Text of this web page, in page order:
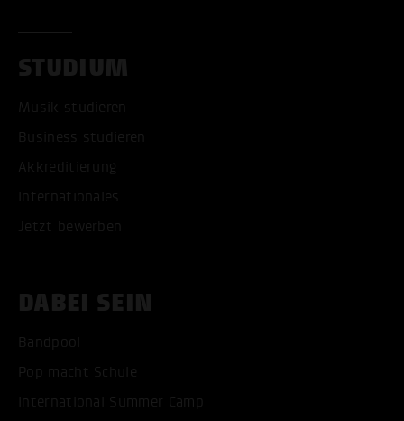
STUDIUM
Musik studieren
Business studieren
Akkreditierung
Internationales
Jetzt bewerben
DABEI SEIN
Bandpool
Pop macht Schule
International Summer Camp